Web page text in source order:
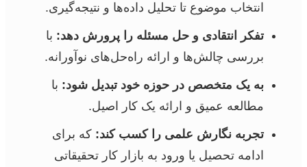
انتخاب موضوع تا تحلیل داده‌ها و نتیجه‌گیری.
تفکر انتقادی و حل مسئله را پرورش دهد: با
بررسی چالش‌ها و ارائه راه‌حل‌های نوآورانه.
به یک متخصص در حوزه خود تبدیل شود: با
مطالعه عمیق و ارائه یک کار اصیل.
تجربه نگارش علمی را کسب کند: که برای
ادامه تحصیل یا ورود به بازار کار تحقیقاتی